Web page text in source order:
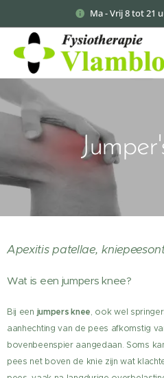
Ma - Vrij 8 tot 21
Apexitis patellae,
Wat is een jumpers knee?
Bij een jumpers knee, ook wel
aanhechting van de pees afkomstig
bovenbeenspier aangedaan. Soms
pees net boven de knie zijn wat